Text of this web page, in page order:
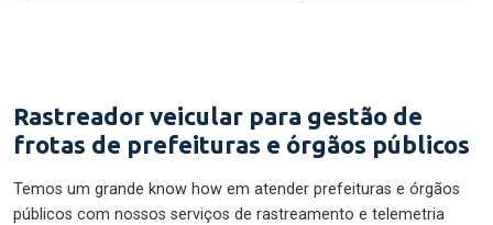
Rastreador veicular para gestão de
frotas de prefeituras e órgãos públicos
Temos um grande know how em atender prefeituras e órgãos
públicos com nossos serviços de rastreamento e telemetria